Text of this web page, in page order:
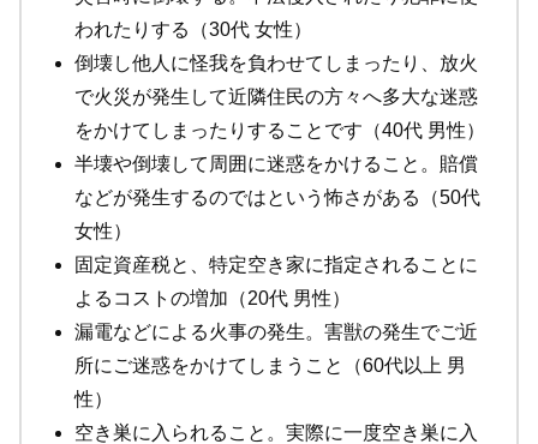
われたりする（30代 女性）
倒壊し他人に怪我を負わせてしまったり、放火
で火災が発生して近隣住民の方々へ多大な迷惑
をかけてしまったりすることです（40代 男性）
半壊や倒壊して周囲に迷惑をかけること。賠償
などが発生するのではという怖さがある（50代
女性）
固定資産税と、特定空き家に指定されることに
よるコストの増加（20代 男性）
漏電などによる火事の発生。害獣の発生でご近
所にご迷惑をかけてしまうこと（60代以上 男
性）
空き巣に入られること。実際に一度空き巣に入